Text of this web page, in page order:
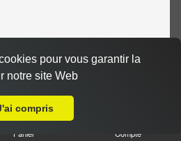
Panier Compte
pour vous garantir la
notre site Web
compris